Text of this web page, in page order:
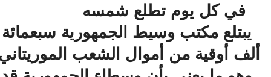
في كل يوم تطلع شمسه
يبتلع مكتب وسيط الجمهورية سبعمائة
أوقية من أموال الشعب الموريتاني،